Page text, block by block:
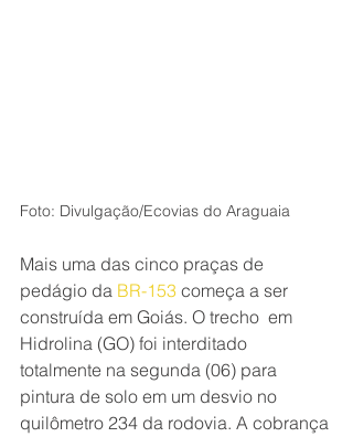
Foto: Divulgação/Ecovias do Araguaia
Mais uma das cinco praças de
pedágio da BR-153 começa a ser
construída em Goiás. O trecho  em
Hidrolina (GO) foi interditado
totalmente na segunda (06) para
pintura de solo em um desvio no
quilômetro 234 da rodovia. A cobrança